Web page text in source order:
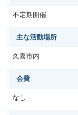
不定期開催
主な活動場所
久喜市内
会費
なし